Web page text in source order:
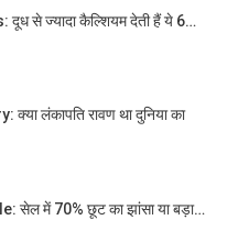
से ज्यादा कैल्शियम देती हैं ये 6…
लंकापति रावण था दुनिया का
सेल में 70% छूट का झांसा या बड़ा…